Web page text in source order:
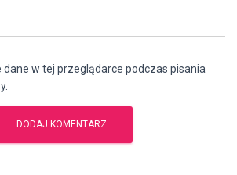
w tej przeglądarce podczas pisania